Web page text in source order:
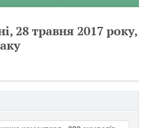
28 травня 2017 року,